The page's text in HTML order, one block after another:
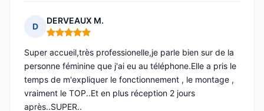
D
DERVEAUX M.
Note : 5 sur 5
Super accueil,très professionelle,je parle bien sur de la
personne féminine que j'ai eu au téléphone.Elle a pris le
temps de m'expliquer le fonctionnement , le montage ,
vraiment le TOP..Et en plus réception 2 jours
après..SUPER..